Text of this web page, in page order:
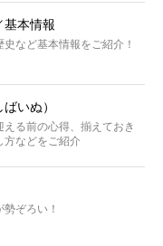
基本情報
など基本情報をご紹介！
いぬ）
る前の心得、揃えておき
方などをご紹介
ぞろい！